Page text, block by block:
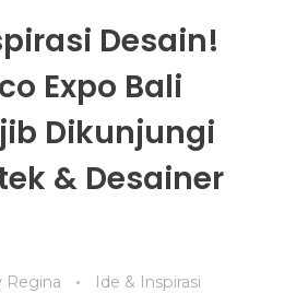
Desain!
Expo Bali
Dikunjungi
& Desainer
Regina Ide & Inspirasi